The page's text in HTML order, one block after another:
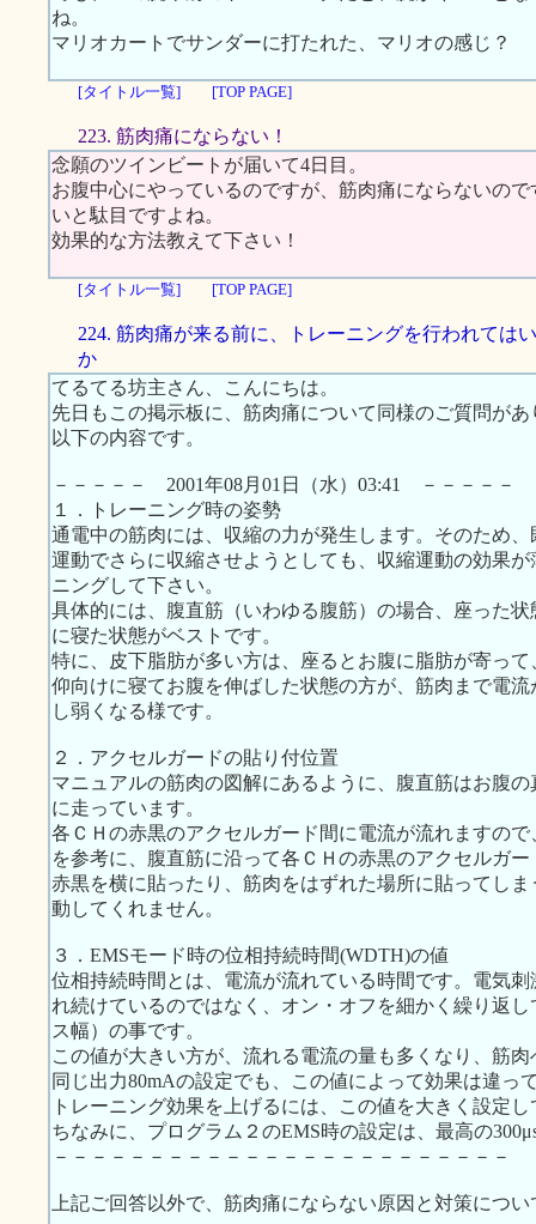
ね。
マリオカートでサンダーに打たれた、マリオの感じ？
[タイトル一覧] [TOP PAGE]
223. 筋肉痛にならない！
念願のツインビートが届いて4日目。
お腹中心にやっているのですが、筋肉痛にならないの
いと駄目ですよね。
効果的な方法教えて下さい！
[タイトル一覧] [TOP PAGE]
224. 筋肉痛が来る前に、トレーニングを行われては
か
てるてる坊主さん、こんにちは。
先日もこの掲示板に、筋肉痛について同様のご質問が
以下の内容です。
－－－－－ 2001年08月01日（水）03:41 －－－－－
１．トレーニング時の姿勢
通電中の筋肉には、収縮の力が発生します。そのため
運動でさらに収縮させようとしても、収縮運動の効果
ニングして下さい。
具体的には、腹直筋（いわゆる腹筋）の場合、座った
に寝た状態がベストです。
特に、皮下脂肪が多い方は、座るとお腹に脂肪が寄っ
仰向けに寝てお腹を伸ばした状態の方が、筋肉まで電
し弱くなる様です。
２．アクセルガードの貼り付位置
マニュアルの筋肉の図解にあるように、腹直筋はお腹
に走っています。
各ＣＨの赤黒のアクセルガード間に電流が流れますの
を参考に、腹直筋に沿って各ＣＨの赤黒のアクセルガ
赤黒を横に貼ったり、筋肉をはずれた場所に貼ってし
動してくれません。
３．EMSモード時の位相持続時間(WDTH)の値
位相持続時間とは、電流が流れている時間です。電気
れ続けているのではなく、オン・オフを細かく繰り返
ス幅）の事です。
この値が大きい方が、流れる電流の量も多くなり、筋
同じ出力80mAの設定でも、この値によって効果は違っ
トレーニング効果を上げるには、この値を大きく設定
ちなみに、プログラム２のEMS時の設定は、最高の
－－－－－－－－－－－－－－－－－－－－－－－－
上記ご回答以外で、筋肉痛にならない原因と対策につ